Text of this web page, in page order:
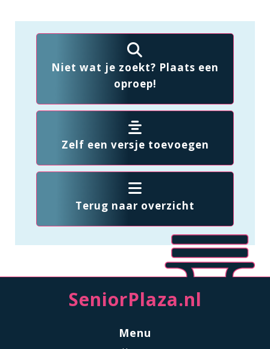
Niet wat je zoekt? Plaats een
oproep!
Zelf een versje toevoegen
Terug naar overzicht
SeniorPlaza.nl
Menu